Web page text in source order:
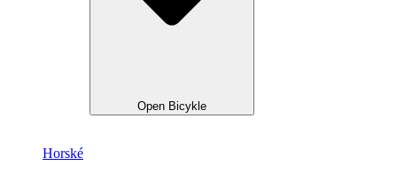
Open Bicykle
Horské